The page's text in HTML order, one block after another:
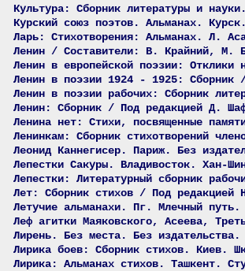
Культура: Сборник литературы и
Курский союз поэтов. Альманах.
Ларь: Стихотворения: Альманах. Л.
Ленин / Составители: В. Крайний, М.
Ленин в европейской поэзии:
Ленин в поэзии 1924 - 1925:
Ленин в поэзии рабочих: Сборник
Ленин: Сборник / Под редакцией Д.
Ленина нет: Стихи, посвященные
Ленинкам: Сборник стихотворений
Леонид Каннегисер. Париж. Без
Лепестки Сакуры. Владивосток. Хан-
Лепестки: Литературный сборник
Лет: Сборник стихов / Под
Летучие альманахи. Пг. Млечный
Леф агитки Маяковского, Асеева,
Лирень. Без места. Без издательства.
Лирика боев: Сборник стихов. Киев.
Лирика: Альманах стихов. Ташкент.